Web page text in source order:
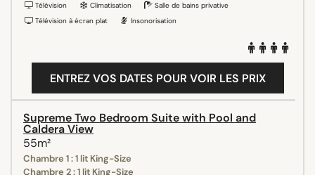
Télévision Climatisation
Salle de bains privative
Télévision à écran plat
Insonorisation
ENTREZ VOS DATES POUR VOIR LES PRIX
Supreme Two Bedroom Suite with Pool and
Caldera View
55m²
Chambre 1 : 1 lit King-Size
Chambre 2 : 1 lit King-Size